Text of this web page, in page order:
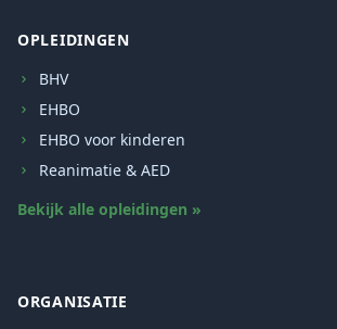
OPLEIDINGEN
BHV
EHBO
EHBO voor kinderen
Reanimatie & AED
Bekijk alle opleidingen »
ORGANISATIE